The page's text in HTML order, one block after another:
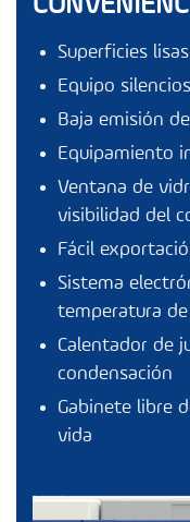
Superficies
Equipo
Baja emisión
Equipamiento
Ventana de
visibilidad del
Fácil
Sistema
temperatura
Calentador de
condensación
Gabinete libre
vida